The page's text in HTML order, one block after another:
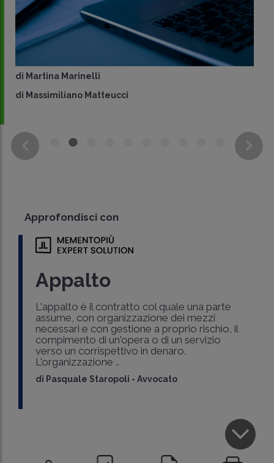
di Martina Marinelli
di Massimiliano Matteucci
Approfondisci con
Appalto
L'appalto è il contratto col quale una parte
assume, con organizzazione dei mezzi
necessari e con gestione a proprio rischio, il
compimento di un'opera o di un servizio
verso un corrispettivo in denaro.
L'organizzazione ..
di Pasquale Staropoli -Avvocato